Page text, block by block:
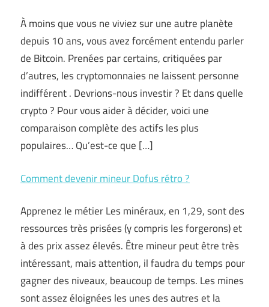
À moins que vous ne viviez sur une autre planète
depuis 10 ans, vous avez forcément entendu parler
de Bitcoin. Prenées par certains, critiquées par
d’autres, les cryptomonnaies ne laissent personne
indifférent . Devrions-nous investir ? Et dans quelle
crypto ? Pour vous aider à décider, voici une
comparaison complète des actifs les plus
populaires… Qu’est-ce que […]
Comment devenir mineur Dofus rétro ?
Apprenez le métier Les minéraux, en 1,29, sont des
ressources très prisées (y compris les forgerons) et
à des prix assez élevés. Être mineur peut être très
intéressant, mais attention, il faudra du temps pour
gagner des niveaux, beaucoup de temps. Les mines
sont assez éloignées les unes des autres et la